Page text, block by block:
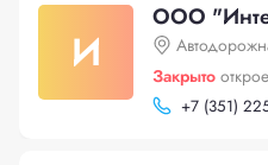
И
ООО
Закрыто
+7 (351)